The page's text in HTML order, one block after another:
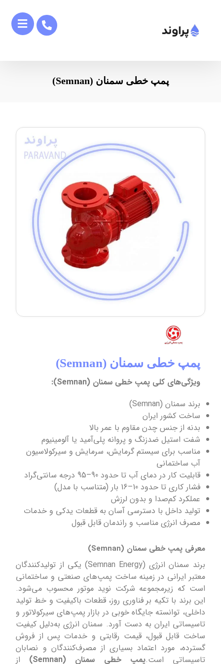
پمپ خطی سمنان (Semnan)
پمپ خطی سمنان (Semnan)
ویژگی‌های کلی پمپ خطی سمنان (Semnan):
برند سمنان (Semnan)
ساخت کشور ایران
بدنه از جنس چدن مقاوم با عمر بالا
شفت استیل ضدزنگ و پروانه پلی‌آمید یا آلومینیوم
مناسب برای سیستم گرمایش، سرمایش و سیرکولاسیون
آب ساختمانی
قابلیت کار در دمای آب تا حدود 90–95 درجه سانتی‌گراد
فشار کاری تا حدود 10–16 بار (متناسب با مدل)
عملکرد کم‌صدا و بدون لرزش
تولید داخل با دسترسی آسان به قطعات یدکی و خدمات
مصرف انرژی مناسب و راندمان قابل قبول
معرفی پمپ خطی سمنان (Semnan)
برند سمنان انرژی (Semnan Energy) یکی از تولیدکنندگان
معتبر ایرانی در زمینه ساخت پمپ‌های صنعتی و ساختمانی
است که زیرمجموعه شرکت نوید موتور محسوب می‌شود.
این برند با تکیه بر فناوری روز، قطعات باکیفیت و خط تولید
داخلی، توانسته جایگاه خوبی در بازار پمپ‌های سیرکولاتور و
تاسیساتی ایران به دست آورد. سمنان انرژی به‌دلیل کیفیت
ساخت قابل قبول، قیمت رقابتی و خدمات پس از فروش
گسترده، مورد اعتماد بسیاری از مصرف‌کنندگان و نصابان
تاسیساتی است.پمپ خطی سمنان (Semnan)
از